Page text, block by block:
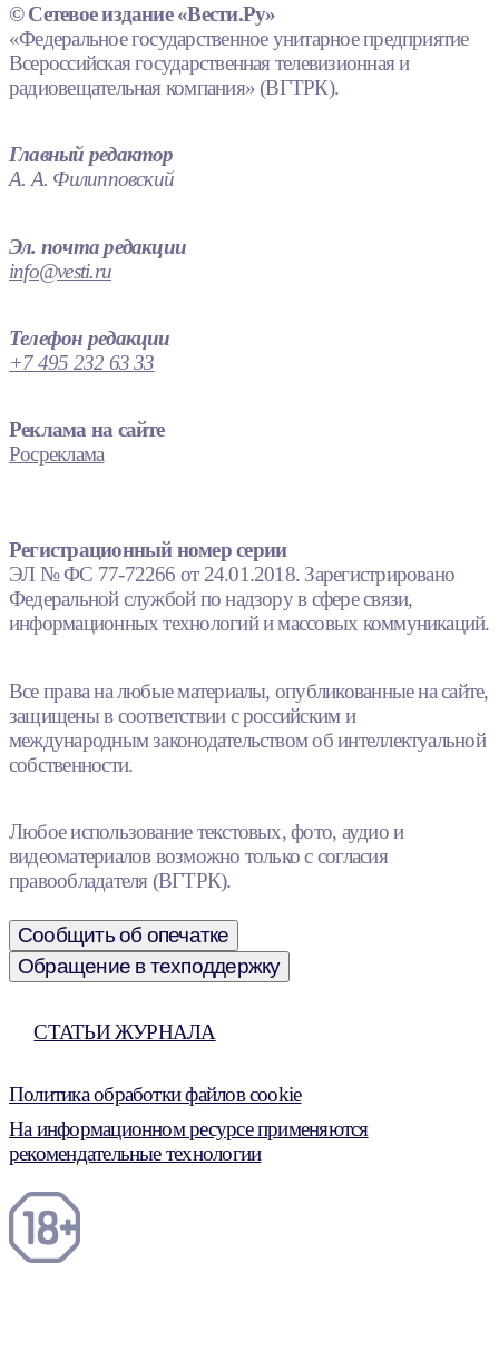
© Сетевое издание «Вести.Ру»
«Федеральное государственное унитарное предприятие
Всероссийская государственная телевизионная и
радиовещательная компания» (ВГТРК).
Главный редактор
А. А. Филипповский
Эл. почта редакции
info@vesti.ru
Телефон редакции
+7 495 232 63 33
Реклама на сайте
Росреклама
Регистрационный номер серии
ЭЛ № ФС 77-72266 от 24.01.2018. Зарегистрировано
Федеральной службой по надзору в сфере связи,
информационных технологий и массовых коммуникаций.
Все права на любые материалы, опубликованные на сайте,
защищены в соответствии с российским и
международным законодательством об интеллектуальной
собственности.
Любое использование текстовых, фото, аудио и
видеоматериалов возможно только с согласия
правообладателя (ВГТРК).
Сообщить об опечатке
Обращение в техподдержку
СТАТЬИ ЖУРНАЛА
Политика обработки файлов cookie
На информационном ресурсе применяются
рекомендательные технологии